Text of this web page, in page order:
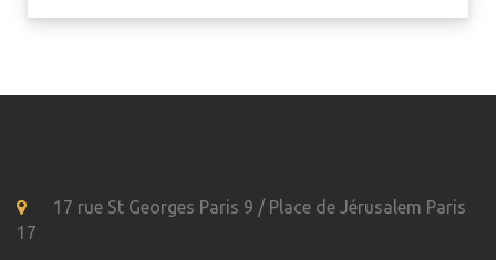
17 rue St Georges Paris 9 / Place de Jérusalem Paris
17